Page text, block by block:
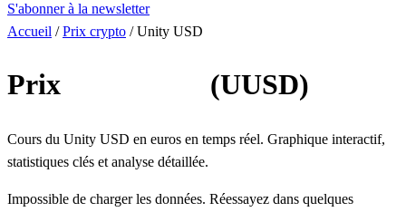
S'abonner à la newsletter
Accueil / Prix crypto / Unity USD
Prix (UUSD)
Cours du Unity USD en euros en temps réel. Graphique interactif,
statistiques clés et analyse détaillée.
Impossible de charger les données. Réessayez dans quelques